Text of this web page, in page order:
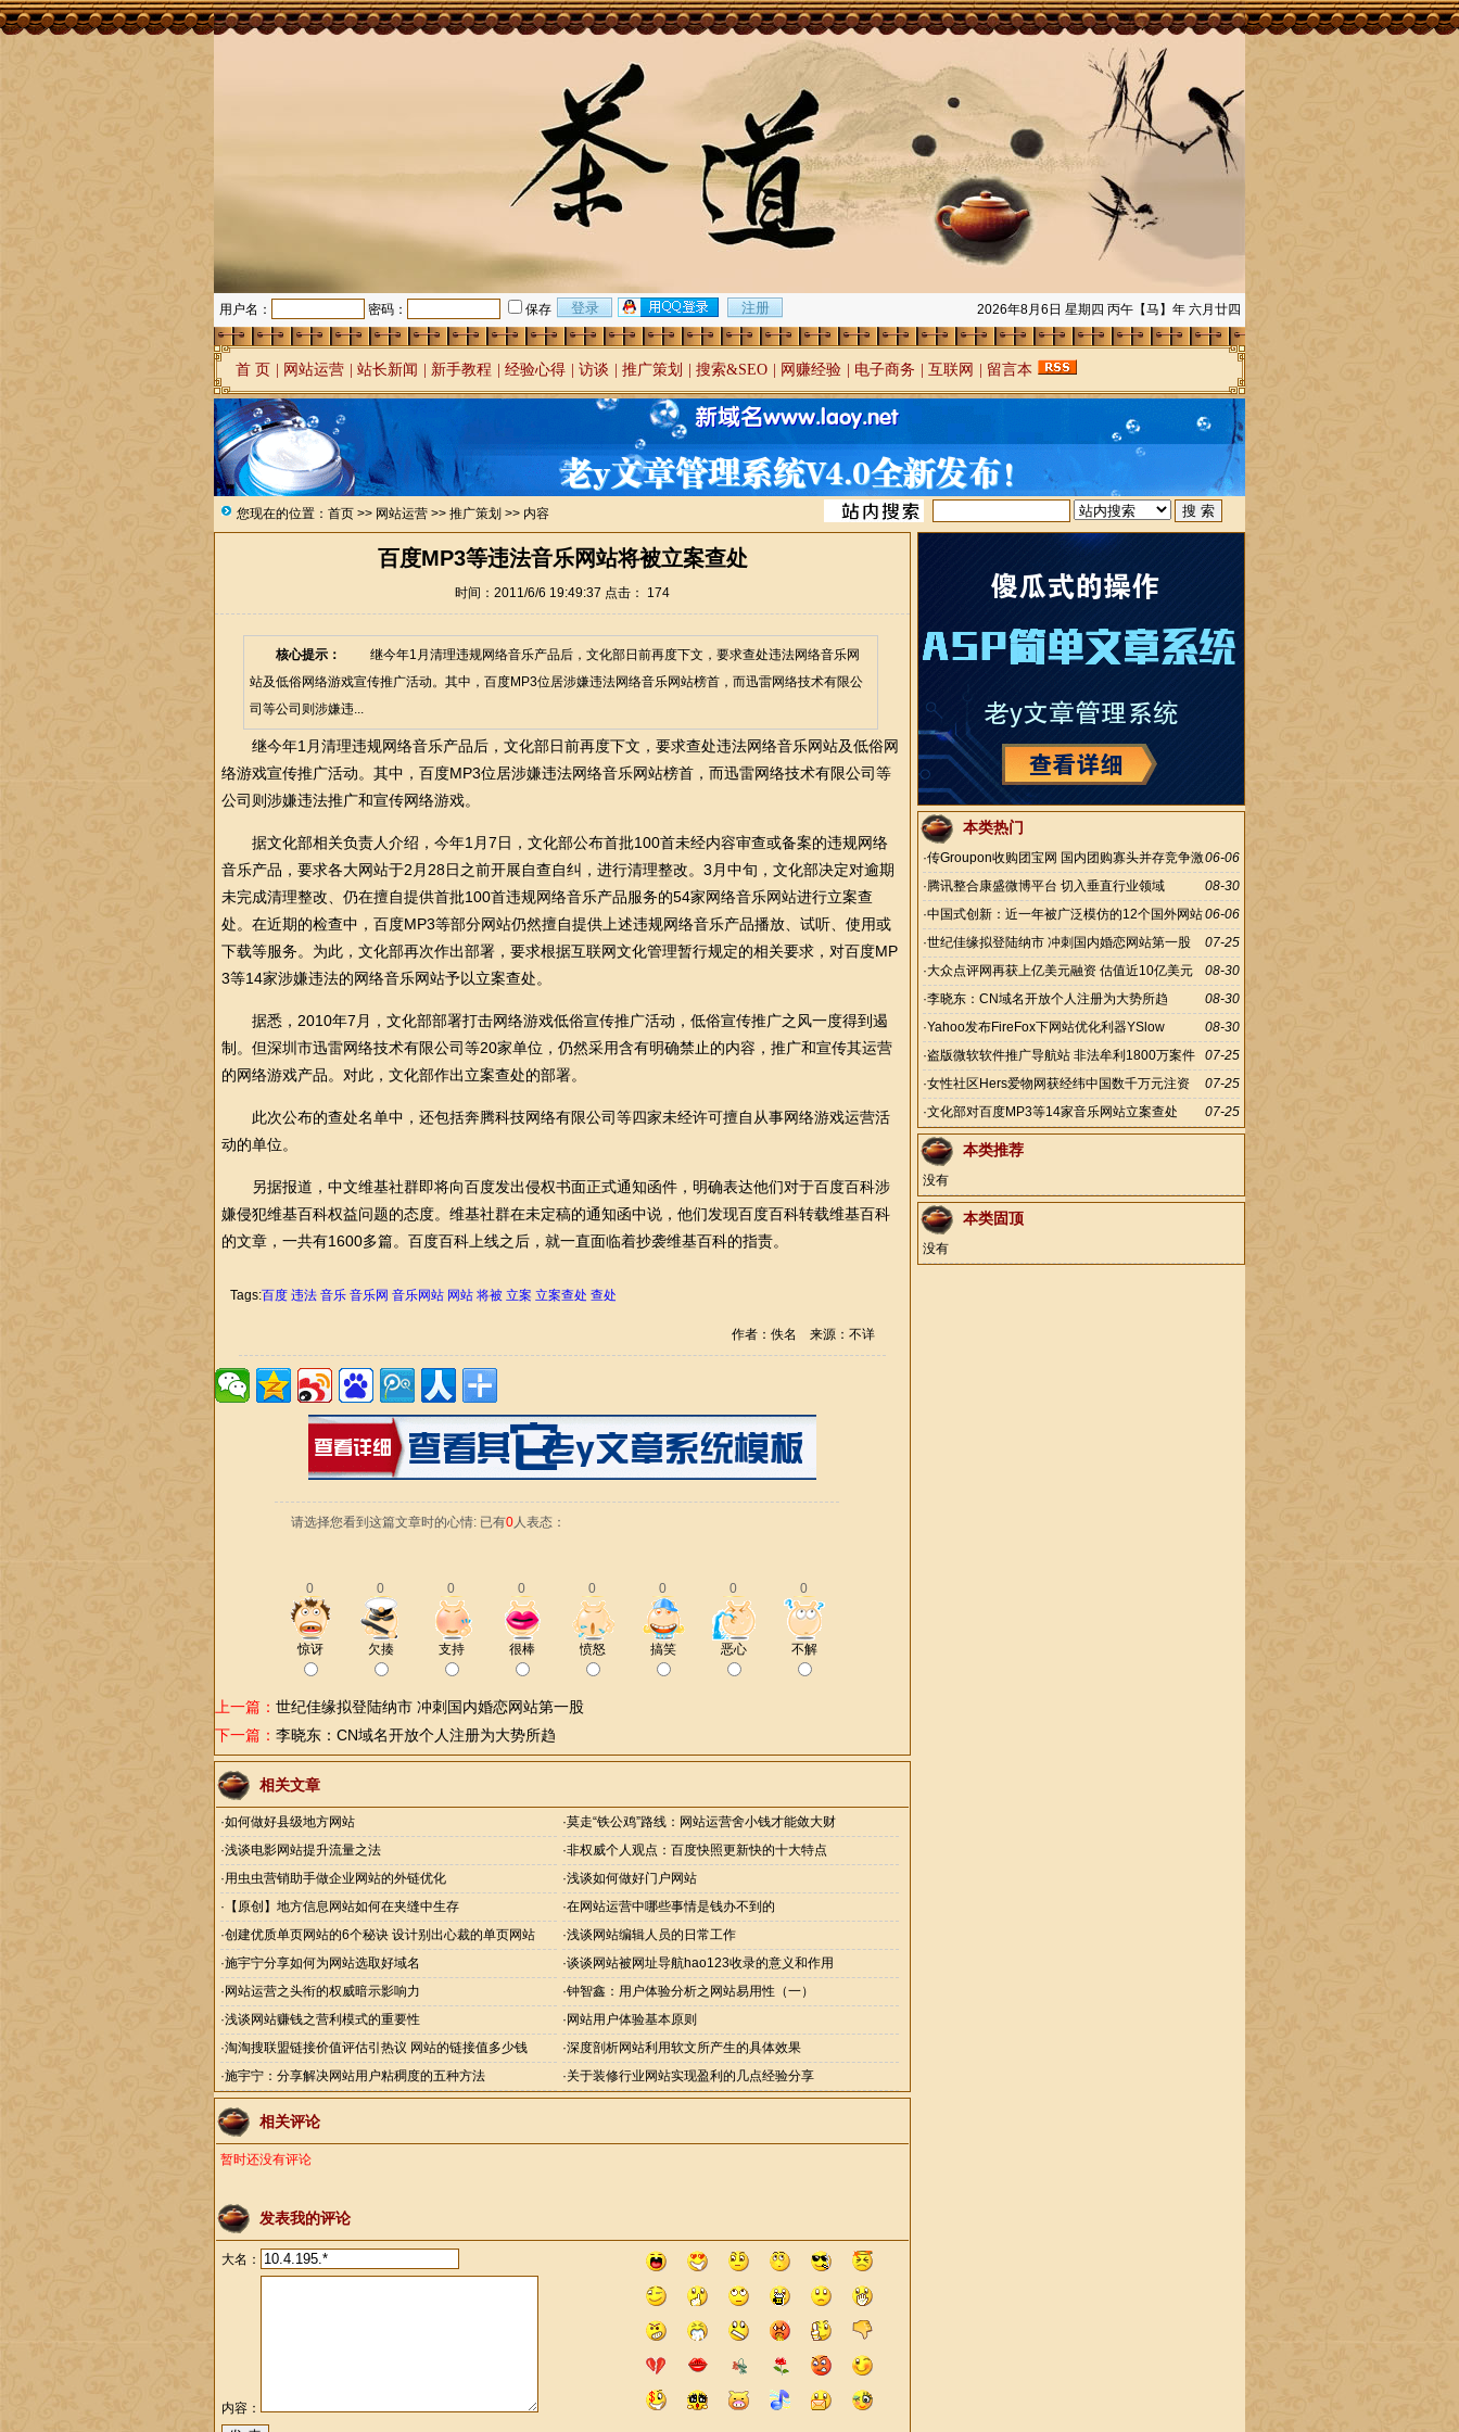
2026年8月6日 星期四 丙午【马】年 六月廿四
用户名： 密码： 保存
首 页 网站运营 站长新闻 新手教程 经验心得 访谈 推广策划 搜索&SEO 网赚经验 电子商务 互联网 留言本
您现在的位置： 首页 >> 网站运营 >> 推广策划 >> 内容
百度MP3等违法音乐网站将被立案查处
时间：2011/6/6 19:49:37 点击： 174
核心提示：
继今年1月清理违规网络音乐产品后，文化部日前再度下文，要求查处违法网络音乐网
站及低俗网络游戏宣传推广活动。其中，百度MP3位居涉嫌违法网络音乐网站榜首，而迅雷网络技术有限公
司等公司则涉嫌违...
继今年1月清理违规网络音乐产品后，文化部日前再度下文，要求查处违法网络音乐网站及低俗网
络游戏宣传推广活动。其中，百度MP3位居涉嫌违法网络音乐网站榜首，而迅雷网络技术有限公司等
公司则涉嫌违法推广和宣传网络游戏。
据文化部相关负责人介绍，今年1月7日，文化部公布首批100首未经内容审查或备案的违规网络
音乐产品，要求各大网站于2月28日之前开展自查自纠，进行清理整改。3月中旬，文化部决定对逾期
未完成清理整改、仍在擅自提供首批100首违规网络音乐产品服务的54家网络音乐网站进行立案查
处。在近期的检查中，百度MP3等部分网站仍然擅自提供上述违规网络音乐产品播放、试听、使用或
下载等服务。为此，文化部再次作出部署，要求根据互联网文化管理暂行规定的相关要求，对百度MP
3等14家涉嫌违法的网络音乐网站予以立案查处。
据悉，2010年7月，文化部部署打击网络游戏低俗宣传推广活动，低俗宣传推广之风一度得到遏
制。但深圳市迅雷网络技术有限公司等20家单位，仍然采用含有明确禁止的内容，推广和宣传其运营
的网络游戏产品。对此，文化部作出立案查处的部署。
此次公布的查处名单中，还包括奔腾科技网络有限公司等四家未经许可擅自从事网络游戏运营活
动的单位。
另据报道，中文维基社群即将向百度发出侵权书面正式通知函件，明确表达他们对于百度百科涉
嫌侵犯维基百科权益问题的态度。维基社群在未定稿的通知函中说，他们发现百度百科转载维基百科
的文章，一共有1600多篇。百度百科上线之后，就一直面临着抄袭维基百科的指责。
Tags:百度 违法 音乐 音乐网 音乐网站 网站 将被 立案 立案查处 查处
作者：佚名 来源：不详
请选择您看到这篇文章时的心情: 已有0人表态：
0 0 0 0 0 0 0 0
惊讶 欠揍 支持 很棒 愤怒 搞笑 恶心 不解
上一篇： 世纪佳缘拟登陆纳市 冲刺国内婚恋网站第一股
下一篇： 李晓东：CN域名开放个人注册为大势所趋
相关文章
·如何做好县级地方网站 ·莫走“铁公鸡”路线：网站运营舍小钱才能敛大财
·浅谈电影网站提升流量之法 ·非权威个人观点：百度快照更新快的十大特点
·用虫虫营销助手做企业网站的外链优化 ·浅谈如何做好门户网站
· 【原创】地方信息网站如何在夹缝中生存 ·在网站运营中哪些事情是钱办不到的
·创建优质单页网站的6个秘诀 设计别出心裁的单页网站 ·浅谈网站编辑人员的日常工作
·施宇宁分享如何为网站选取好域名 ·谈谈网站被网址导航hao123收录的意义和作用
· 网站运营之头衔的权威暗示影响力 ·钟智鑫：用户体验分析之网站易用性（一）
·浅谈网站赚钱之营利模式的重要性 · 网站用户体验基本原则
·淘淘搜联盟链接价值评估引热议 网站的链接值多少钱 ·深度剖析网站利用软文所产生的具体效果
·施宇宁：分享解决网站用户粘稠度的五种方法 ·关于装修行业网站实现盈利的几点经验分享
相关评论
暂时还没有评论
发表我的评论
大名：
内容：
本类热门
06-06
·传Groupon收购团宝网 国内团购寡头并存竞争激
烈
08-30
·腾讯整合康盛微博平台 切入垂直行业领域
06-06
·中国式创新：近一年被广泛模仿的12个国外网站
07-25
·世纪佳缘拟登陆纳市 冲刺国内婚恋网站第一股
08-30
·大众点评网再获上亿美元融资 估值近10亿美元
08-30
·李晓东：CN域名开放个人注册为大势所趋
08-30
·Yahoo发布FireFox下网站优化利器YSlow
07-25
·盗版微软软件推广导航站 非法牟利1800万案件
破获
07-25
·女性社区Hers爱物网获经纬中国数千万元注资
07-25
·文化部对百度MP3等14家音乐网站立案查处
本类推荐
没有
本类固顶
没有